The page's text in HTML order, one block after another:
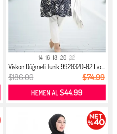
14 16 18 20 22
Viskon Düğmeli Tunik 992032D-02 Lac...
$186.00 $74.99
HEMEN AL$44.99